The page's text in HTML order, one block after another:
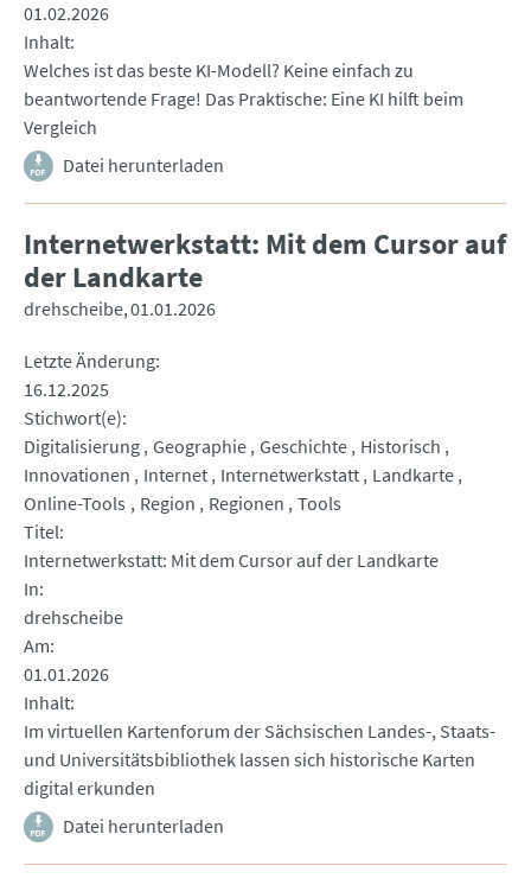
01.02.2026
Inhalt
Welches ist das beste KI-Modell? Keine einfach zu
beantwortende Frage! Das Praktische: Eine KI hilft beim
Vergleich
Datei herunterladen
Internetwerkstatt: Mit dem Cursor auf
der Landkarte
drehscheibe 01.01.2026
Letzte Änderung
16.12.2025
Stichwort(e)
Digitalisierung Geographie Geschichte Historisch
Innovationen
Internet Internetwerkstatt Landkarte
Online-Tools
Region Regionen Tools
Titel
Internetwerkstatt: Mit dem Cursor auf der Landkarte
In
drehscheibe
Am
01.01.2026
Inhalt
Im virtuellen Kartenforum der Sächsischen Landes-, Staats-
und Universitätsbibliothek lassen sich historische Karten
digital erkunden
Datei herunterladen